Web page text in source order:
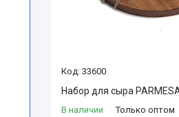
33600
Набор для сыра
В наличии Только оптом